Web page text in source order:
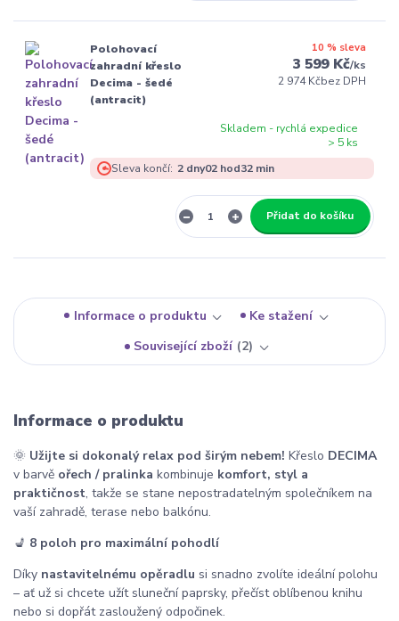
Polohovací
zahradní křeslo
Decima - šedé
(antracit)
10 % sleva
3 599 Kč/ks
2 974 Kčbez DPH
Skladem - rychlá expedice
> 5 ks
Sleva končí: 2 dny02hod32min
Přidat do košíku
Informace o produktu
Ke stažení
Související zboží 2
Informace o produktu
🌞 Užijte si dokonalý relax pod širým nebem! Křeslo DECIMA
v barvě ořech / pralinka kombinuje komfort, styl a
praktičnost, takže se stane nepostradatelným společníkem na
vaší zahradě, terase nebo balkónu.
💺 8 poloh pro maximální pohodlí
Díky nastavitelnému opěradlu si snadno zvolíte ideální polohu
– ať už si chcete užít sluneční paprsky, přečíst oblíbenou knihu
nebo si dopřát zasloužený odpočinek.